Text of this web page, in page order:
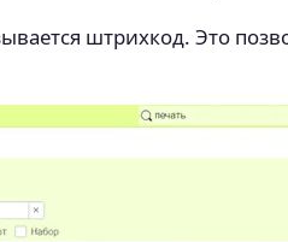
штрихкод. Это